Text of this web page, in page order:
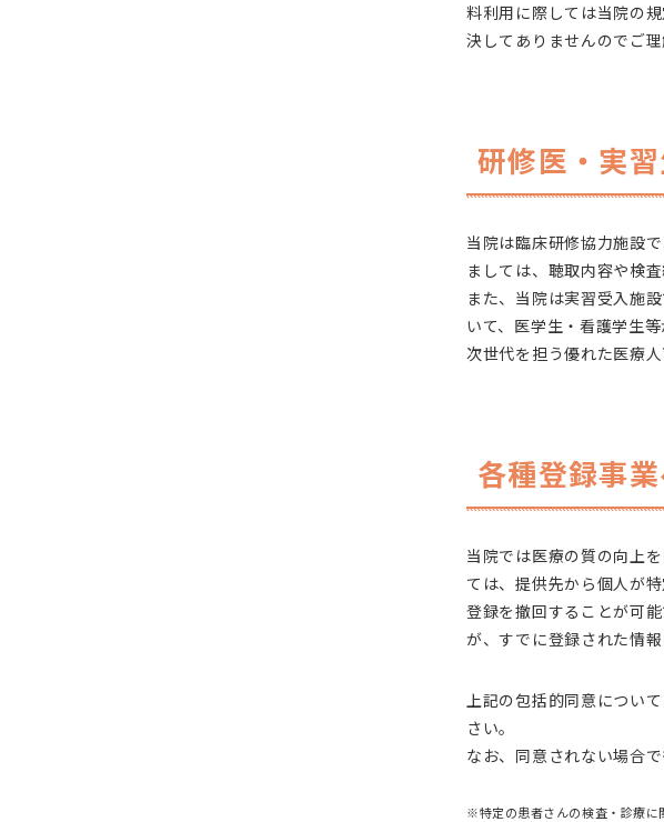
料利用に際しては当院の
決してありませんのでご
研修医・実
当院は臨床研修協力施設
ましては、聴取内容や検
また、当院は実習受入施
いて、医学生・看護学生
次世代を担う優れた医療
各種登録事
当院では医療の質の向上
ては、提供先から個人が
登録を撤回することが可
が、すでに登録された情
上記の包括的同意につい
さい。
なお、同意されない場合
※特定の患者さんの検査・診療に